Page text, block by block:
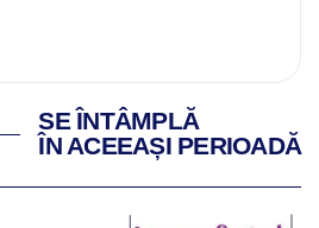
SE ÎNTÂMPLĂ
ÎN ACEEAȘI PERIOADĂ